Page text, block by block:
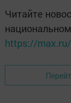
Читайте
https://